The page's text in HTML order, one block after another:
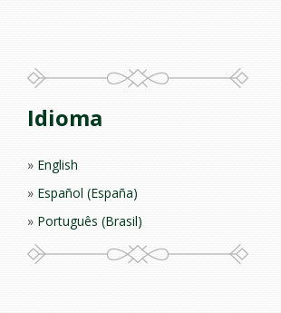
Idioma
English
Español (España)
Português (Brasil)